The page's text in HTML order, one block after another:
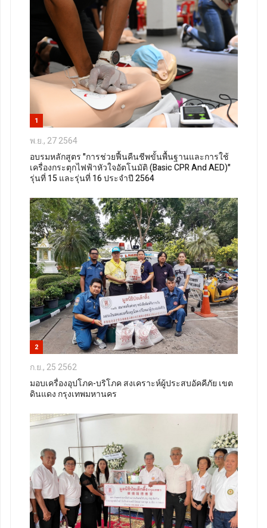
1
พ.ย., 27 2564
อบรมหลักสูตร "การช่วยฟื้นคืนชีพขั้นพื้นฐานและการใช้
เครื่องกระตุกไฟฟ้าหัวใจอัตโนมัติ (Basic CPR And AED)"
รุ่นที่ 15 และรุ่นที่ 16 ประจำปี 2564
2
ก.ย., 25 2562
มอบเครื่องอุปโภค-บริโภค สงเคราะห์ผู้ประสบอัคคีภัย เขต
ดินแดง กรุงเทพมหานคร